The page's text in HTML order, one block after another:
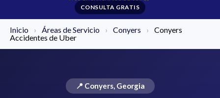
CONSULTA GRATIS
Inicio › Áreas de Servicio › Conyers ›
Conyers
Accidentes de Uber
📍 Conyers, Georgia